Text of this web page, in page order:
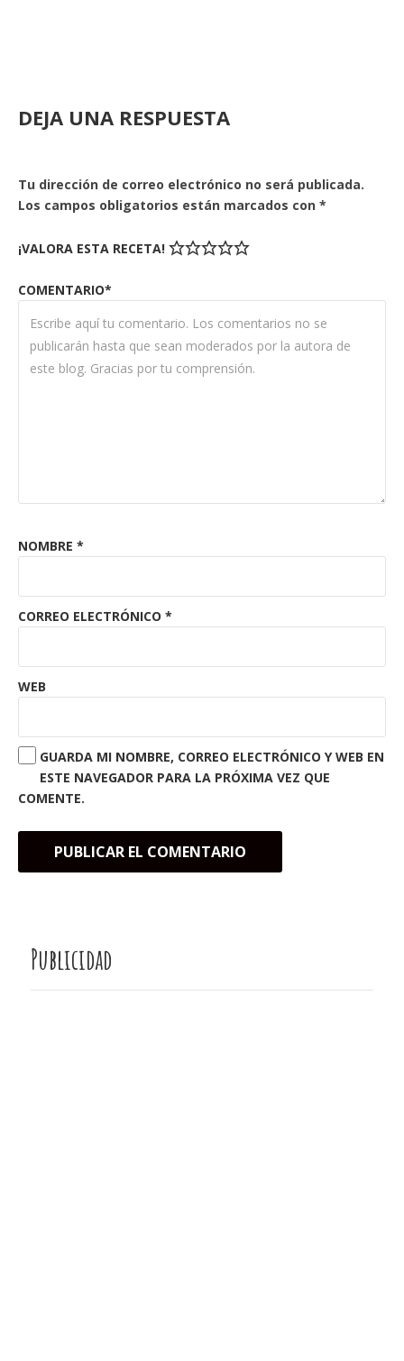
DEJA UNA RESPUESTA
Tu dirección de correo electrónico no será publicada.
Los campos obligatorios están marcados con *
¡VALORA ESTA RECETA!
COMENTARIO*
NOMBRE *
CORREO ELECTRÓNICO *
WEB
GUARDA MI NOMBRE, CORREO ELECTRÓNICO Y WEB EN
ESTE NAVEGADOR PARA LA PRÓXIMA VEZ QUE
COMENTE.
Publicidad